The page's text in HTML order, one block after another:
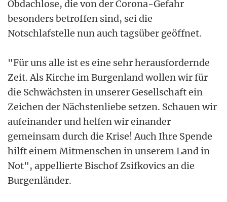
Obdachlose, die von der Corona-Gefahr
besonders betroffen sind, sei die
Notschlafstelle nun auch tagsüber geöffnet.
"Für uns alle ist es eine sehr herausfordernde
Zeit. Als Kirche im Burgenland wollen wir für
die Schwächsten in unserer Gesellschaft ein
Zeichen der Nächstenliebe setzen. Schauen wir
aufeinander und helfen wir einander
gemeinsam durch die Krise! Auch Ihre Spende
hilft einem Mitmenschen in unserem Land in
Not", appellierte Bischof Zsifkovics an die
Burgenländer.